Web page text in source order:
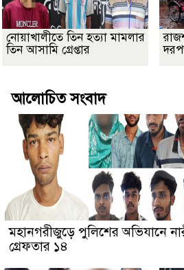
নোয়াখালীতে তিন হত্যা মামলার
তিন আসামি গ্রেপ্তার
আলোচিত সংবাদ
মহানগরীজুড়ে পুলিশের অভিযানে
গ্রেফতার ১৪